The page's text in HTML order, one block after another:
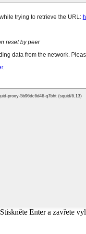
Stiskněte Enter a zavřete